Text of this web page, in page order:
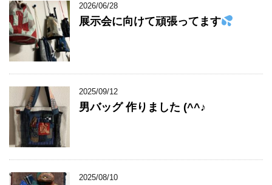
2026/06/28
展示会に向けて頑張ってます
2025/09/12
男バッグ 作りました (^^♪
2025/08/10